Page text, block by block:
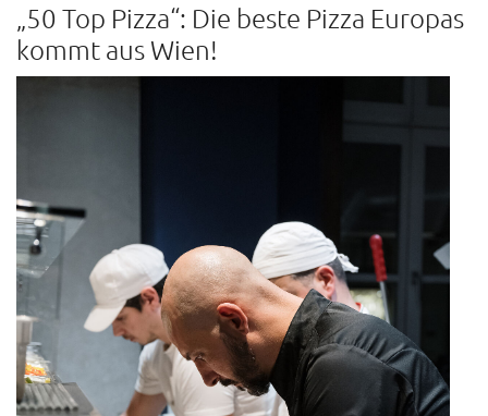
Spanische Hofreitschule
ATTIÈL
Sangreal
United Kids
Julia Malischnig
Lights of Vienna
DOWNLOADS
„50 Top Pizza“: Die beste Pizza Europas
kommt aus Wien!